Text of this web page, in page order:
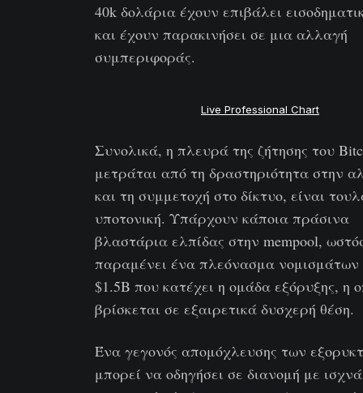
40k δολάρια έχουν επιβάλει
και έχουν παρακινήσει σε μια αλλαγή
συμπεριφοράς.
Live Professional Chart
Συνολικά, η πλευρά της ζήτησης του
μετράται από τη δραστηριότητα στην
και τη συμμετοχή στο δίκτυο, είναι
υποτονική. Υπάρχουν κάποια πράσινα
βλαστάρια ελπίδας στην mempool,
παραμένει ένα πλεόνασμα νομισμάτων
$1.5B που κατέχει η ομάδα εξόρυξης, η
βρίσκεται σε εξαιρετικά δυσχερή θέση.
Ένα γεγονός απομόχλευσης των
μπορεί να οδηγήσει σε διανομή με